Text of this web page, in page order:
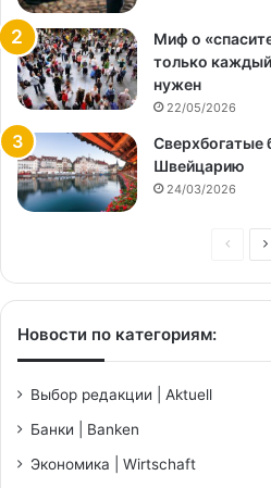
Миф о
только
нужен
22/05/2026
Сверхбогатые
Швейцарию
24/03/2026
Новости по категориям:
Выбор редакции | Aktuell
Банки | Banken
Экономика | Wirtschaft